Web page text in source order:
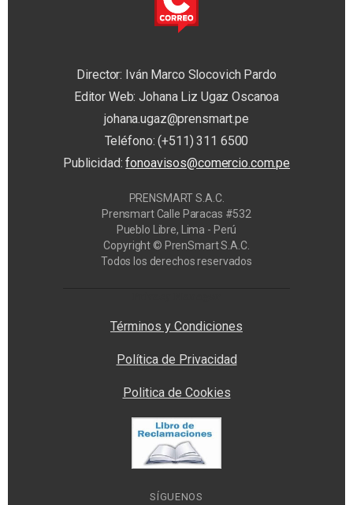
Director: Iván Marco Slocovich Pardo
Editor Web: Johana Liz Ugaz Oscanoa
johana.ugaz@prensmart.pe
Teléfono: (+511) 311 6500
Publicidad:fonoavisos@comercio.com.pe
PRENSMART S.A.C.
Prensmart Calle Paracas #532
Pueblo Libre, Lima - Perú
Copyright © PrenSmart S.A.C.
Todos los derechos reservados
Términos y Condiciones
Política de Privacidad
Politica de Cookies
SÍGUENOS